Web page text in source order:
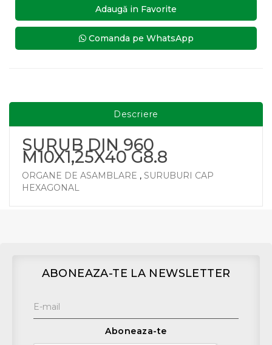
Adaugă in Favorite
Comanda pe WhatsApp
Descriere
SURUB DIN 960
M10X1,25X40 G8.8
ORGANE DE ASAMBLARE , SURUBURI CAP
HEXAGONAL
ABONEAZA-TE LA NEWSLETTER
Aboneaza-te